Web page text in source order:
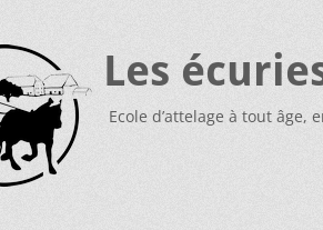
Les
Ecole d’attelage à tout âge,